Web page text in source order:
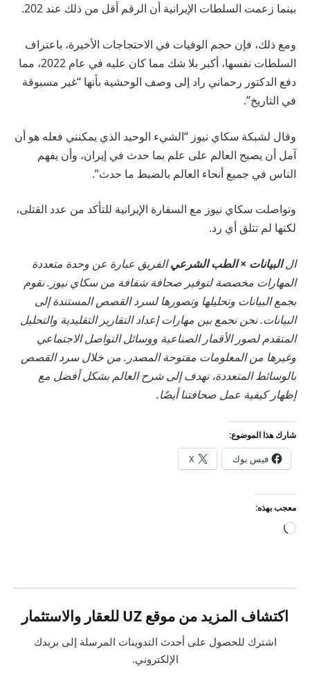
بينما زعمت السلطات الإيرانية أن الرقم أقل من ذلك عند 202.
ومع ذلك، فإن حجم الوفيات في الاحتجاجات الأخيرة، باعتراف
السلطات نفسها، أكبر بلا شك مما كان عليه في عام 2022، مما
دفع الدكتور رحماني راد إلى وصف الوحشية بأنها “غير مسبوقة
في التاريخ”.
وقال لشبكة سكاي نيوز “الشيء الوحيد الذي يمكنني فعله هو أن
آمل أن يصبح العالم على علم بما حدث في إيران، وأن يفهم
الناس في جميع أنحاء العالم بالضبط ما حدث”.
وتواصلت سكاي نيوز مع السفارة الإيرانية للتأكد من عدد القتلى،
لكنها لم تتلق أي رد.
الالبيانات × الطب الشرعيالفريق عبارة عن وحدة متعددة
المهارات مخصصة لتوفير صحافة شفافة من سكاي نيوز. نقوم
بجمع البيانات وتحليلها وتصورها لسرد القصص المستندة إلى
البيانات. نحن نجمع بين مهارات إعداد التقارير التقليدية والتحليل
المتقدم لصور الأقمار الصناعية ووسائل التواصل الاجتماعي
وغيرها من المعلومات مفتوحة المصدر. من خلال سرد القصص
بالوسائط المتعددة، نهدف إلى شرح العالم بشكل أفضل مع
إظهار كيفية عمل صحافتنا أيضًا.
شارك هذا الموضوع:
فيس بوك X
معجب بهذه:
جاري
اكتشاف المزيد من موقع UZ للعقار والاستثمار
اشترك للحصول على أحدث التدوينات المرسلة إلى بريدك
الإلكتروني.